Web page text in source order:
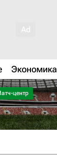
Экономика
центр